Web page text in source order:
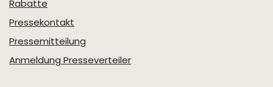
Rabatte
Pressekontakt
Pressemitteilung
Anmeldung Presseverteiler